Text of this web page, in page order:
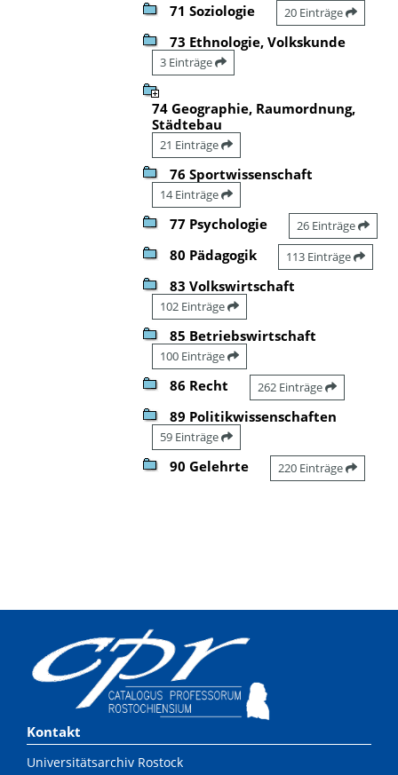
71 Soziologie 20 Einträge
73 Ethnologie, Volkskunde
3 Einträge
74 Geographie, Raumordnung,
Städtebau
21 Einträge
76 Sportwissenschaft
14 Einträge
77 Psychologie 26 Einträge
80 Pädagogik 113 Einträge
83 Volkswirtschaft
102 Einträge
85 Betriebswirtschaft
100 Einträge
86 Recht 262 Einträge
89 Politikwissenschaften
59 Einträge
90 Gelehrte 220 Einträge
Kontakt
Universitätsarchiv Rostock